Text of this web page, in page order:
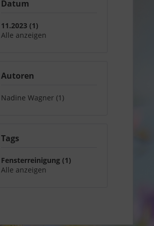
Datum
11.2023 (1)
Alle anzeigen
Autoren
Nadine Wagner (1)
Tags
Fensterreinigung (1)
Alle anzeigen